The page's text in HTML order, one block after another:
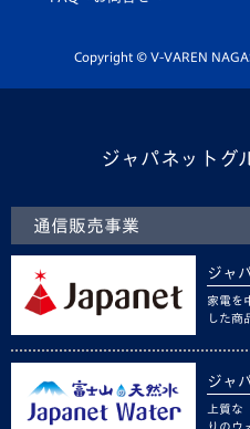
ホームタウン活動
Copyright © V-VAREN
ジャパネットグ
通信販売事業
ジャ
家電を
した商
ジャ
上質な
りのウ